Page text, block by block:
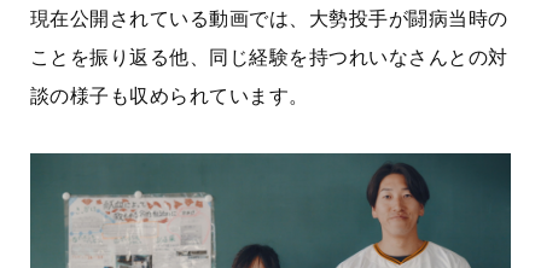
現在公開されている動画では、大勢投手が闘病当時の
ことを振り返る他、同じ経験を持つれいなさんとの対
談の様子も収められています。